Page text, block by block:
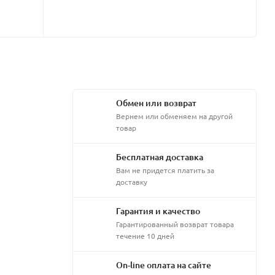
Обмен или возврат
Вернем или обменяем на другой
товар
Бесплатная доставка
Вам не придется платить за
доставку
Гарантия и качество
Гарантированный возврат товара
течение 10 дней
On-line оплата на сайте